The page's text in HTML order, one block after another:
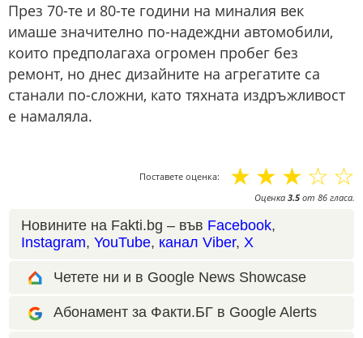
През 70-те и 80-те години на миналия век
имаше значително по-надеждни автомобили,
които предполагаха огромен пробег без
ремонт, но днес дизайните на агрегатите са
станали по-сложни, като тяхната издръжливост
е намаляла.
Поставете оценка: ☆
☆
☆
☆
☆
Оценка 3.5 от 86 гласа.
Новините на Fakti.bg – във Facebook,
Instagram, YouTube, канал Viber, X
Четете ни и в Google News Showcase
Абонамент за Факти.БГ в Google Alerts